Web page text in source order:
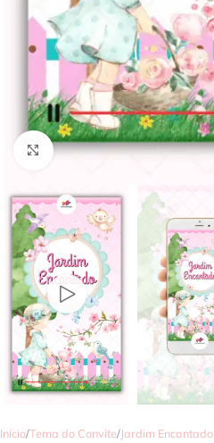
Clique para ampliar
Início/Tema do Convite/Jardim Encantado